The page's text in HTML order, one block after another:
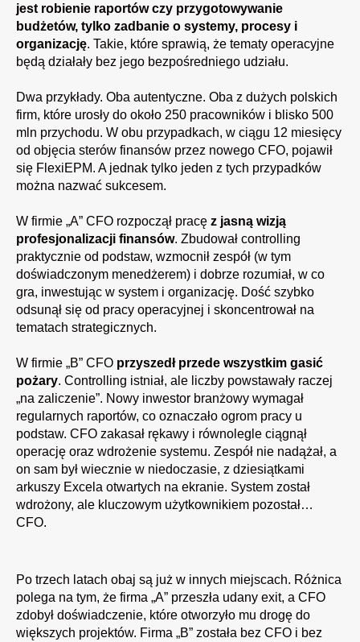
jest robienie raportów czy przygotowywanie
budżetów, tylko zadbanie o systemy, procesy i
organizację. Takie, które sprawią, że tematy operacyjne
będą działały bez jego bezpośredniego udziału.
Dwa przykłady. Oba autentyczne. Oba z dużych polskich
firm, które urosły do około 250 pracowników i blisko 500
mln przychodu. W obu przypadkach, w ciągu 12 miesięcy
od objęcia sterów finansów przez nowego CFO, pojawił
się FlexiEPM. A jednak tylko jeden z tych przypadków
można nazwać sukcesem.
W firmie „A” CFO rozpoczął pracę z jasną wizją
profesjonalizacji finansów. Zbudował controlling
praktycznie od podstaw, wzmocnił zespół (w tym
doświadczonym menedżerem) i dobrze rozumiał, w co
gra, inwestując w system i organizację. Dość szybko
odsunął się od pracy operacyjnej i skoncentrował na
tematach strategicznych.
W firmie „B” CFO przyszedł przede wszystkim gasić
pożary. Controlling istniał, ale liczby powstawały raczej
„na zaliczenie”. Nowy inwestor branżowy wymagał
regularnych raportów, co oznaczało ogrom pracy u
podstaw. CFO zakasał rękawy i równolegle ciągnął
operację oraz wdrożenie systemu. Zespół nie nadążał, a
on sam był wiecznie w niedoczasie, z dziesiątkami
arkuszy Excela otwartych na ekranie. System został
wdrożony, ale kluczowym użytkownikiem pozostał…
CFO.
Po trzech latach obaj są już w innych miejscach. Różnica
polega na tym, że firma „A” przeszła udany exit, a CFO
zdobył doświadczenie, które otworzyło mu drogę do
większych projektów. Firma „B” została bez CFO i bez